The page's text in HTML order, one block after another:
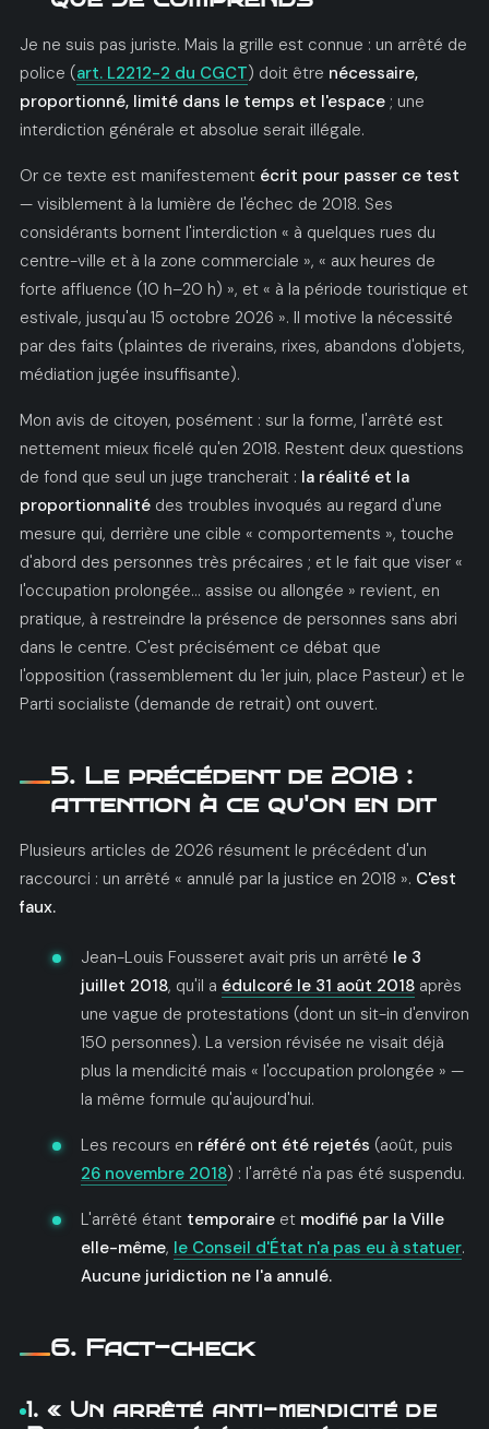
Je ne suis pas juriste. Mais la grille est connue : un arrêté de
police (art. L2212-2 du CGCT) doit être nécessaire,
proportionné, limité dans le temps et l'espace; une
interdiction générale et absolue serait illégale.
Or ce texte est manifestement écrit pour passer ce test
— visiblement à la lumière de l'échec de 2018. Ses
considérants bornent l'interdiction « à quelques rues du
centre-ville et à la zone commerciale », « aux heures de
forte affluence (10 h–20 h) », et « à la période touristique et
estivale, jusqu'au 15 octobre 2026 ». Il motive la nécessité
par des faits (plaintes de riverains, rixes, abandons d'objets,
médiation jugée insuffisante).
Mon avis de citoyen, posément : sur la forme, l'arrêté est
nettement mieux ficelé qu'en 2018. Restent deux questions
de fond que seul un juge trancherait : la réalité et la
proportionnalitédes troubles invoqués au regard d'une
mesure qui, derrière une cible « comportements », touche
d'abord des personnes très précaires ; et le fait que viser «
l'occupation prolongée… assise ou allongée » revient, en
pratique, à restreindre la présence de personnes sans abri
dans le centre. C'est précisément ce débat que
l'opposition (rassemblement du 1er juin, place Pasteur) et le
Parti socialiste (demande de retrait) ont ouvert.
5. Le précédent de 2018 :
attention à ce qu'on en dit
Plusieurs articles de 2026 résument le précédent d'un
raccourci : un arrêté « annulé par la justice en 2018 ». C'est
faux.
Jean-Louis Fousseret avait pris un arrêté le 3
juillet 2018, qu'il a édulcoré le 31 août 2018après
une vague de protestations (dont un sit-in d'environ
150 personnes). La version révisée ne visait déjà
plus la mendicité mais « l'occupation prolongée » —
la même formule qu'aujourd'hui.
Les recours en référé ont été rejetés (août, puis
26 novembre 2018) : l'arrêté n'a pas été suspendu.
L'arrêté étant temporaireet modifié par la Ville
elle-même, le Conseil d'État n'a pas eu à statuer.
Aucune juridiction ne l'a annulé.
6. Fact-check
1. « Un arrêté anti-mendicité de